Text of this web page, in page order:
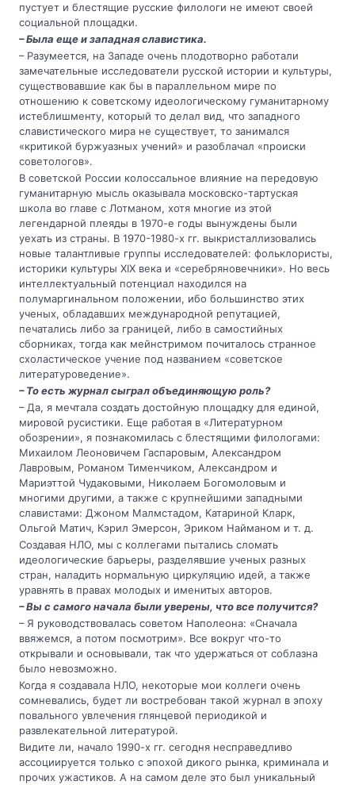
пустует и блестящие русские филологи не имеют своей
социальной площадки.
– Была еще и западная славистика.
– Разумеется, на Западе очень плодотворно работали
замечательные исследователи русской истории и культуры,
существовавшие как бы в параллельном мире по
отношению к советскому идеологическому гуманитарному
истеблишменту, который то делал вид, что западного
славистического мира не существует, то занимался
«критикой буржуазных учений» и разоблачал «происки
советологов».
В советской России колоссальное влияние на передовую
гуманитарную мысль оказывала московско-тартуская
школа во главе с Лотманом, хотя многие из этой
легендарной плеяды в 1970-е годы вынуждены были
уехать из страны. В 1970-1980-х гг. выкристаллизовались
новые талантливые группы исследователей: фольклористы,
историки культуры XIX века и «серебряновечники». Но весь
интеллектуальный потенциал находился на
полумаргинальном положении, ибо большинство этих
ученых, обладавших международной репутацией,
печатались либо за границей, либо в самостийных
сборниках, тогда как мейнстримом почиталось странное
схоластическое учение под названием «советское
литературоведение».
– То есть журнал сыграл объединяющую роль?
– Да, я мечтала создать достойную площадку для единой,
мировой русистики. Еще работая в «Литературном
обозрении», я познакомилась с блестящими филологами:
Михаилом Леоновичем Гаспаровым, Александром
Лавровым, Романом Тименчиком, Александром и
Мариэттой Чудаковыми, Николаем Богомоловым и
многими другими, а также с крупнейшими западными
славистами: Джоном Малмстадом, Катариной Кларк,
Ольгой Матич, Кэрил Эмерсон, Эриком Найманом и т. д.
Создавая НЛО, мы с коллегами пытались сломать
идеологические барьеры, разделявшие ученых разных
стран, наладить нормальную циркуляцию идей, а также
уравнять в правах молодых и именитых авторов.
– Вы с самого начала были уверены, что все получится?
– Я руководствовалась советом Наполеона: «Сначала
ввяжемся, а потом посмотрим». Все вокруг что-то
открывали и основывали, так что удержаться от соблазна
было невозможно.
Когда я создавала НЛО, некоторые мои коллеги очень
сомневались, будет ли востребован такой журнал в эпоху
повального увлечения глянцевой периодикой и
развлекательной литературой.
Видите ли, начало 1990-х гг. сегодня несправедливо
ассоциируется только с эпохой дикого рынка, криминала и
прочих ужастиков. А на самом деле это был уникальный